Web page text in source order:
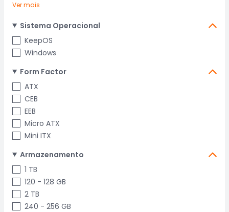
Ver mais
Sistema Operacional
KeepOS
Windows
Form Factor
ATX
CEB
EEB
Micro ATX
Mini ITX
Armazenamento
1 TB
120 - 128 GB
2 TB
240 - 256 GB